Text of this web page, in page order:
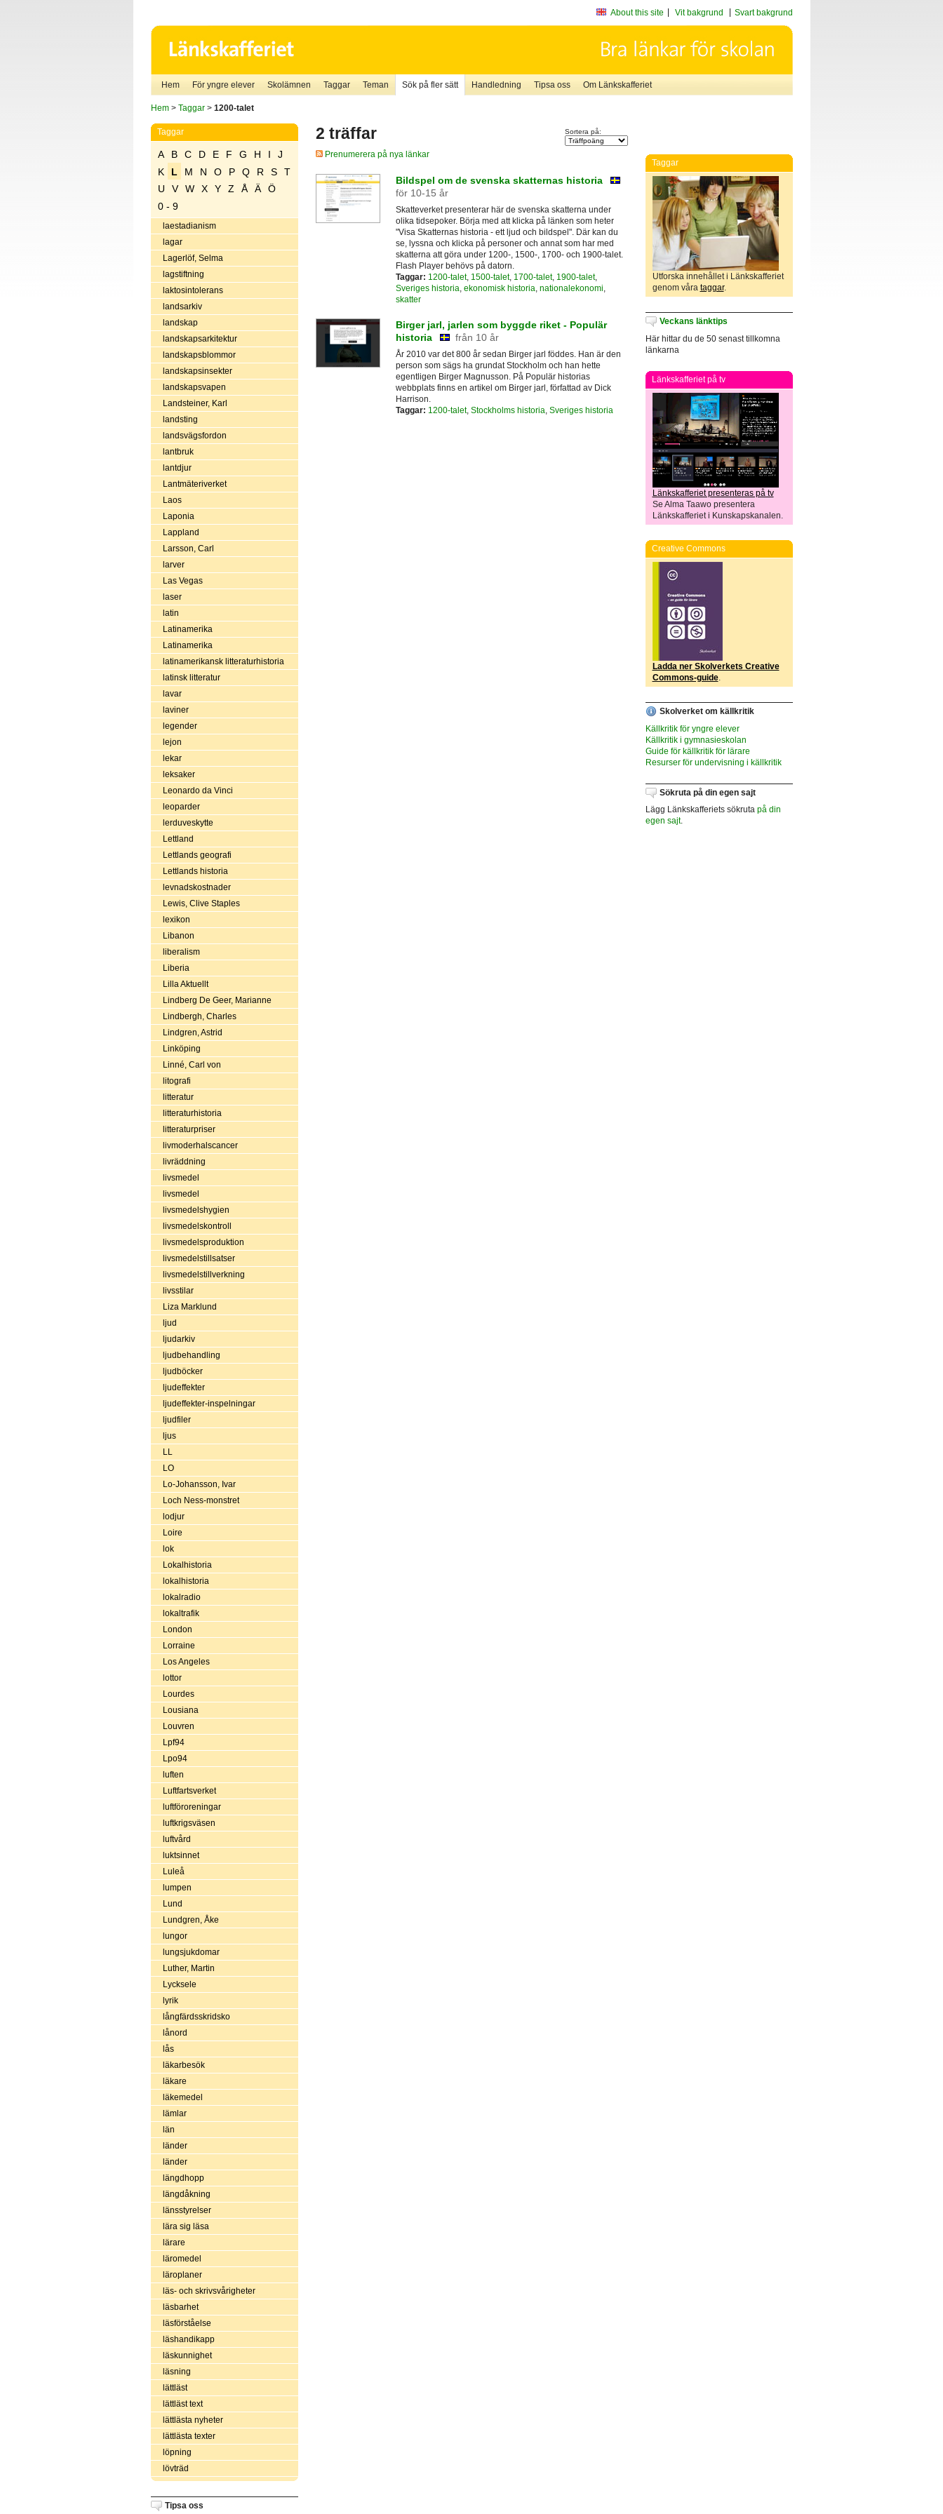
About this site Vit bakgrund Svart bakgrund
Hem För yngre elever Skolämnen Taggar Teman Sök på fler sätt Handledning Tipsa oss Om Länkskafferiet
Hem> Taggar> 1200-talet
Taggar
A B C D E F G H I
J
K
L M N O P Q R S
T
U
V W X Y Z Å Ä
Ö
0 - 9
laestadianism
lagar
Lagerlöf, Selma
lagstiftning
laktosintolerans
landsarkiv
landskap
landskapsarkitektur
landskapsblommor
landskapsinsekter
landskapsvapen
Landsteiner, Karl
landsting
landsvägsfordon
lantbruk
lantdjur
Lantmäteriverket
Laos
Laponia
Lappland
Larsson, Carl
larver
Las Vegas
laser
latin
Latinamerika
Latinamerika
latinamerikansk litteraturhistoria
latinsk litteratur
lavar
laviner
legender
lejon
lekar
leksaker
Leonardo da Vinci
leoparder
lerduveskytte
Lettland
Lettlands geografi
Lettlands historia
levnadskostnader
Lewis, Clive Staples
lexikon
Libanon
liberalism
Liberia
Lilla Aktuellt
Lindberg De Geer, Marianne
Lindbergh, Charles
Lindgren, Astrid
Linköping
Linné, Carl von
litografi
litteratur
litteraturhistoria
litteraturpriser
livmoderhalscancer
livräddning
livsmedel
livsmedel
livsmedelshygien
livsmedelskontroll
livsmedelsproduktion
livsmedelstillsatser
livsmedelstillverkning
livsstilar
Liza Marklund
ljud
ljudarkiv
ljudbehandling
ljudböcker
ljudeffekter
ljudeffekter-inspelningar
ljudfiler
ljus
LL
LO
Lo-Johansson, Ivar
Loch Ness-monstret
lodjur
Loire
lok
Lokalhistoria
lokalhistoria
lokalradio
lokaltrafik
London
Lorraine
Los Angeles
lottor
Lourdes
Lousiana
Louvren
Lpf94
Lpo94
luften
Luftfartsverket
luftföroreningar
luftkrigsväsen
luftvård
luktsinnet
Luleå
lumpen
Lund
Lundgren, Åke
lungor
lungsjukdomar
Luther, Martin
Lycksele
lyrik
långfärdsskridsko
lånord
lås
läkarbesök
läkare
läkemedel
lämlar
län
länder
länder
längdhopp
längdåkning
länsstyrelser
lära sig läsa
lärare
läromedel
läroplaner
läs- och skrivsvårigheter
läsbarhet
läsförståelse
läshandikapp
läskunnighet
läsning
lättläst
lättläst text
lättlästa nyheter
lättlästa texter
löpning
lövträd
Tipsa oss
2 träffar Sortera på:
Prenumerera på nya länkar
Bildspel om de svenska skatternas historia
för 10-15 år
Skatteverket presenterar här de svenska skatterna under
olika tidsepoker. Börja med att klicka på länken som heter
"Visa Skatternas historia - ett ljud och bildspel". Där kan du
se, lyssna och klicka på personer och annat som har med
skatterna att göra under 1200-, 1500-, 1700- och 1900-talet.
Flash Player behövs på datorn.
Taggar: 1200-talet, 1500-talet, 1700-talet, 1900-talet,
Sveriges historia ekonomisk historia nationalekonomi
skatter
Birger jarl, jarlen som byggde riket - Populär
historia
från 10 år
År 2010 var det 800 år sedan Birger jarl föddes. Han är den
person som sägs ha grundat Stockholm och han hette
egentligen Birger Magnusson. På Populär historias
webbplats finns en artikel om Birger jarl, författad av Dick
Harrison.
Taggar: 1200-talet, Stockholms historia, Sveriges historia
Taggar
Utforska innehållet i Länkskafferiet
genom våra taggar.
Veckans länktips
Här hittar du de 50 senast tillkomna
länkarna
Länkskafferiet på tv
Länkskafferiet presenteras på tv
Se Alma Taawo presentera
Länkskafferiet i Kunskapskanalen.
Creative Commons
Ladda ner Skolverkets Creative
Commons-guide.
Skolverket om källkritik
Källkritik för yngre elever
Källkritik i gymnasieskolan
Guide för källkritik för lärare
Resurser för undervisning i källkritik
Sökruta på din egen sajt
Lägg Länkskafferiets sökruta på din
egen sajt.